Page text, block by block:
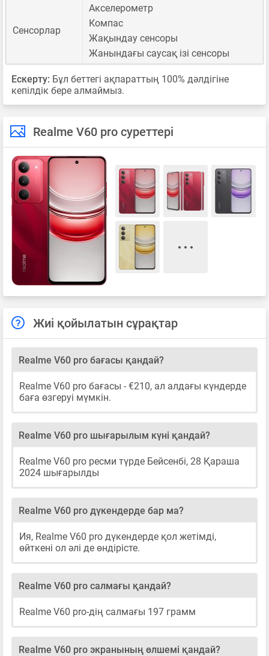
Сенсорлар
Акселерометр
Компас
Жақындау сенсоры
Жанындағы саусақ ізі сенсоры
Ескерту: Бұл беттегі ақпараттың 100% дәлдігіне
кепілдік бере алмаймыз.
Realme V60 pro суреттері
Жиі қойылатын сұрақтар
Realme V60 pro бағасы қандай?
Realme V60 pro бағасы - €210, ал алдағы күндерде
баға өзгеруі мүмкін.
Realme V60 pro шығарылым күні қандай?
Realme V60 pro ресми түрде Бейсенбі, 28 Қараша
2024 шығарылды
Realme V60 pro дүкендерде бар ма?
Ия, Realme V60 pro дүкендерде қол жетімді,
өйткені ол әлі де өндірісте.
Realme V60 pro салмағы қандай?
Realme V60 pro-дің салмағы 197 грамм
Realme V60 pro экранының өлшемі қандай?